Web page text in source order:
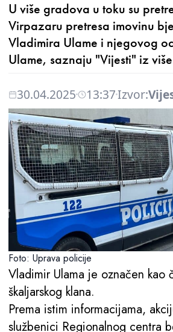
U više gradova u toku su
Virpazaru pretresa imovinu
Vladimira Ulame i njegovog
Ulame, saznaju "Vijesti" iz
30.04.2025 13:37Izvor:
Foto: Uprava policije
Vladimir Ulama je označen kao
škaljarskog klana.
Prema istim informacijama,
službenici Regionalnog centra